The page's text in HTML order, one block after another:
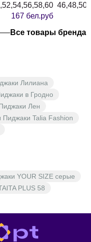
167 бел.руб
Все товары бренда
Лилиана
в Гродно
Лен
Пиджаки Talia Fashion
YOUR SIZE серые
PLUS 58